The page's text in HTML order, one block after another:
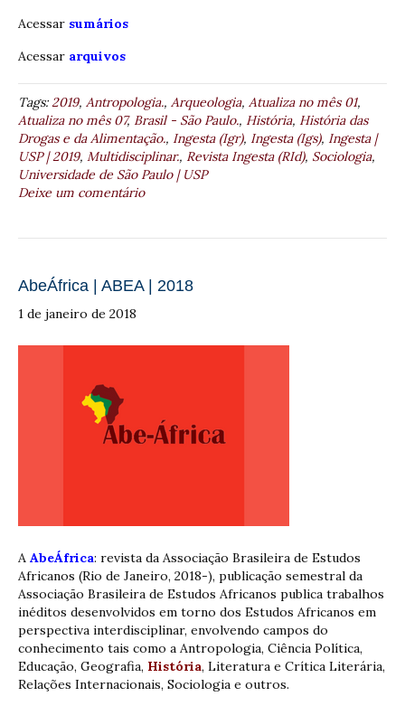
Acessar sumários
Acessar arquivos
Tags:2019, Antropologia., Arqueologia, Atualiza no mês 01,
Atualiza no mês 07, Brasil - São Paulo., História, História das
Drogas e da Alimentação., Ingesta (Igr), Ingesta (Igs), Ingesta |
USP | 2019, Multidisciplinar., Revista Ingesta (RId), Sociologia,
Universidade de São Paulo | USP
Deixe um comentário
AbeÁfrica | ABEA | 2018
1 de janeiro de 2018
A AbeÁfrica: revista da Associação Brasileira de Estudos
Africanos (Rio de Janeiro, 2018-), publicação semestral da
Associação Brasileira de Estudos Africanos publica trabalhos
inéditos desenvolvidos em torno dos Estudos Africanos em
perspectiva interdisciplinar, envolvendo campos do
conhecimento tais como a Antropologia, Ciência Política,
Educação, Geografia, História, Literatura e Crítica Literária,
Relações Internacionais, Sociologia e outros.